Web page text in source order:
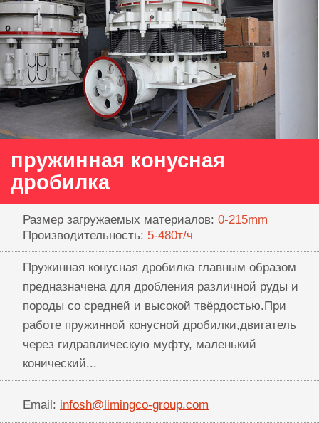
пружинная конусная
дробилка
Размер загружаемых материалов: 0-215mm
Производительность: 5-480т/ч
Пружинная конусная дробилка главным образом
предназначена для дробления различной руды и
породы со средней и высокой твёрдостью.При
работе пружинной конусной дробилки,двигатель
через гидравлическую муфту, маленький
конический...
Email: infosh@limingco-group.com